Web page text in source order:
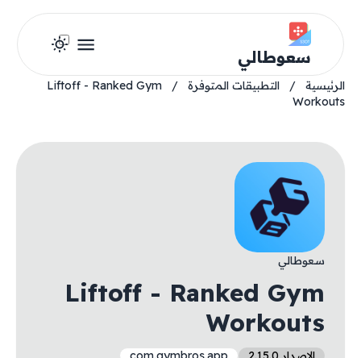
سعوطالي
الرئيسية / التطبيقات المتوفرة /
Liftoff - Ranked Gym
Workouts
سعوطالي
Liftoff - Ranked Gym
Workouts